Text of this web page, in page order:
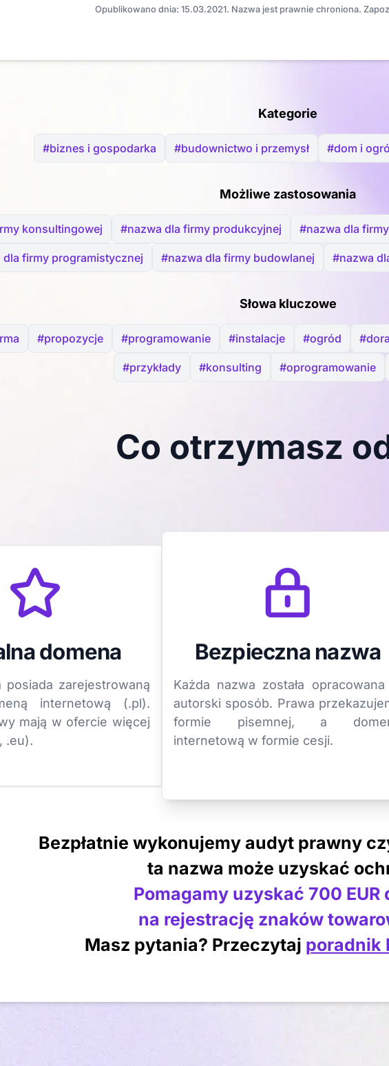
Opublikowano dnia: 15.03.2021. Nazwa jest prawnie chroniona.
Kategorie
#biznes i gospodarka #budownictwo i przemysł #dom i
Możliwe zastosowania
konsultingowej #nazwa dla firmy produkcyjnej #nazwa dla
dla firmy programistycznej #nazwa dla firmy budowlanej #nazwa
Słowa kluczowe
#propozycje #programowanie #instalacje #ogród
#przykłady #konsulting #oprogramowanie
Co otrzymasz
domena
posiada zarejestrowaną
internetową (.pl).
mają w ofercie więcej
.eu).
Bezpieczna nazwa
Każda nazwa została
autorski sposób. Prawa
formie pisemnej, a
internetową w formie cesji.
Bezpłatnie wykonujemy audyt prawny
ta nazwa może uzyskać
Pomagamy uzyskać 700 EUR
na rejestrację znaków
Masz pytania? Przeczytaj poradnik